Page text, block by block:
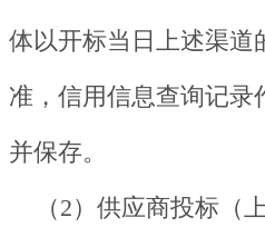
体以开标当日上述渠道
准，信用信息查询记录
并保存。
（2）供应商投标（